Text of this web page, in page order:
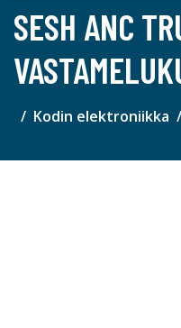
SESH ANC
Kodin elektroniikka